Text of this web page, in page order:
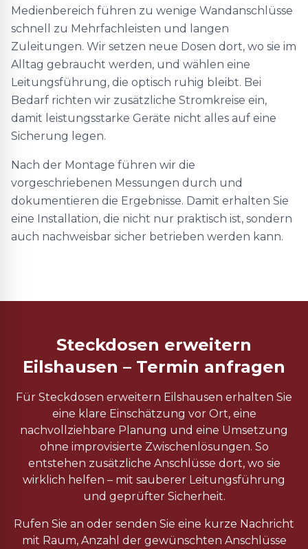
Medienbereich führen zu wenige Wandanschlüsse
schnell zu Mehrfachleisten und langen
Zuleitungen. Wir setzen neue Dosen dort, wo sie im
Alltag gebraucht werden, und wählen eine
Leitungsführung, die optisch ruhig bleibt. Bei
Bedarf richten wir zusätzliche Stromkreise ein,
damit leistungsstarke Geräte nicht alles auf eine
Sicherung legen.
Nach der Montage führen wir die
vorgeschriebenen Messungen durch und
dokumentieren die Ergebnisse. Damit erhalten Sie
eine Installation, die nicht nur praktisch ist, sondern
auch nachweisbar sicher betrieben werden kann.
Steckdosen erweitern
Eilshausen – Termin anfragen
Für Steckdosen erweitern Eilshausen erhalten Sie
eine klare Einschätzung vor Ort, eine
nachvollziehbare Planung und eine Umsetzung
ohne improvisierte Zwischenlösungen. So
entstehen zusätzliche Anschlüsse dort, wo sie
wirklich helfen – mit sauberer Leitungsführung
und geprüfter Sicherheit.
Rufen Sie an oder senden Sie eine kurze Nachricht
mit Raum, Anzahl der gewünschten Anschlüsse